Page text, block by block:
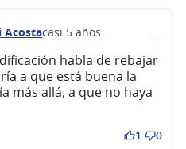
comentario 132)
Acostacasi 5 años
habla de rebajar
a que está buena la
más allá, a que no haya
1 0